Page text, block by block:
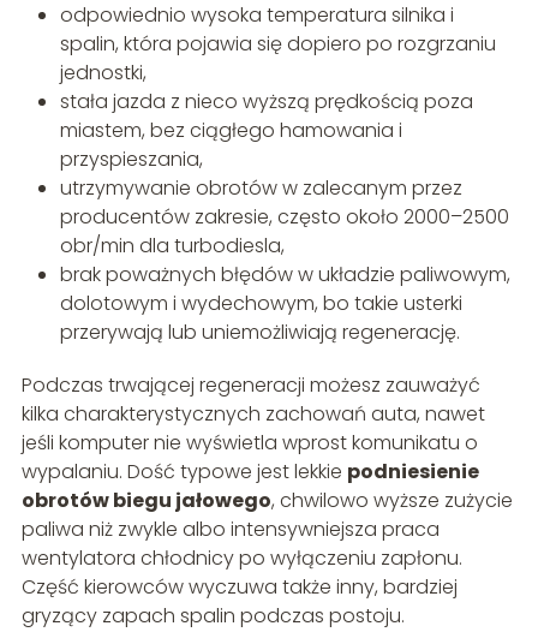
odpowiednio wysoka temperatura silnika i
spalin, która pojawia się dopiero po rozgrzaniu
jednostki,
stała jazda z nieco wyższą prędkością poza
miastem, bez ciągłego hamowania i
przyspieszania,
utrzymywanie obrotów w zalecanym przez
producentów zakresie, często około 2000–2500
obr/min dla turbodiesla,
brak poważnych błędów w układzie paliwowym,
dolotowym i wydechowym, bo takie usterki
przerywają lub uniemożliwiają regenerację.
Podczas trwającej regeneracji możesz zauważyć
kilka charakterystycznych zachowań auta, nawet
jeśli komputer nie wyświetla wprost komunikatu o
wypalaniu. Dość typowe jest lekkie podniesienie
obrotów biegu jałowego, chwilowo wyższe zużycie
paliwa niż zwykle albo intensywniejsza praca
wentylatora chłodnicy po wyłączeniu zapłonu.
Część kierowców wyczuwa także inny, bardziej
gryzący zapach spalin podczas postoju.